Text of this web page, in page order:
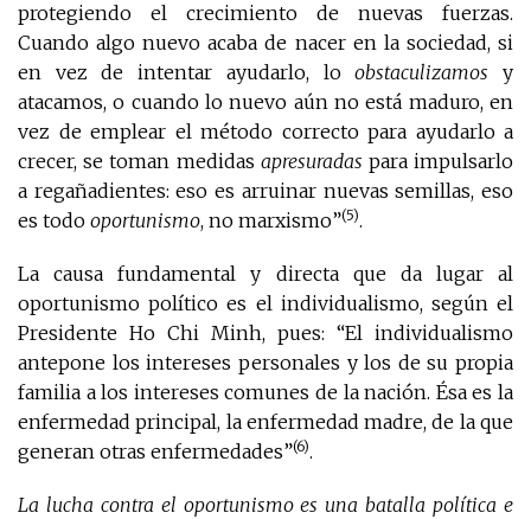
protegiendo el crecimiento de nuevas fuerzas.
Cuando algo nuevo acaba de nacer en la sociedad, si
en vez de intentar ayudarlo, loobstaculizamos y
atacamos, o cuando lo nuevo aún no está maduro, en
vez de emplear el método correcto para ayudarlo a
crecer, se toman medidas apresuradas para impulsarlo
a regañadientes: eso es arruinar nuevas semillas, eso
es todo oportunismo, no marxismo”(5).
La causa fundamental y directa que da lugar al
oportunismo político es el individualismo, según el
Presidente Ho Chi Minh, pues: “El individualismo
antepone los intereses personales y los de su propia
familia a los intereses comunes de la nación. Ésa es la
enfermedad principal, la enfermedad madre, de la que
generan otras enfermedades”(6).
La lucha contra el oportunismo es una batalla política e